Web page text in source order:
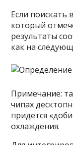
Если поискать
который
результаты
как на
Примечание:
чипах
придется
охлаждения.